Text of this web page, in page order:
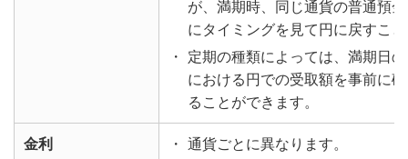
が、満期時、同じ通貨の普通預
にタイミングを見て円に戻すこ
・
定期の種類によっては、満期日
における円での受取額を事前に
ることができます。
金利 ・
通貨ごとに異なります。